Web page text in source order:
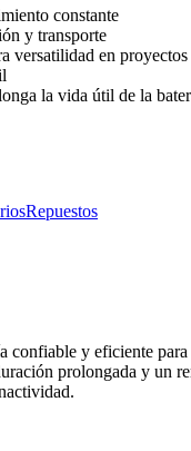
constante
y transporte
versatilidad en proyectos
la vida útil de la
Repuestos
y eficiente
prolongada y un